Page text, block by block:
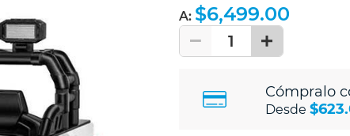
A: $6,499.00
1
Cómpralo
Desde